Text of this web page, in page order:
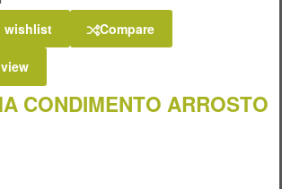
wishlist Compare
CONDIMENTO ARROSTO